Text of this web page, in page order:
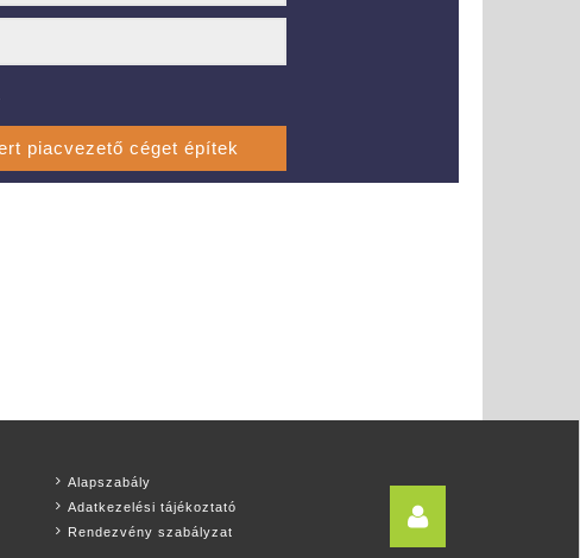
Alapszabály
Adatkezelési tájékoztató
Rendezvény szabályzat